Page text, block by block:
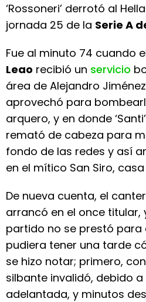
‘Rossoneri’ derrotó al
jornada 25 de la Serie A
Fue al minuto 74 cuando
Leao recibió un servicio
área de Alejandro
aprovechó para
arquero, y en donde
remató de cabeza para
fondo de las redes y así
en el mítico San Siro,
De nueva cuenta, el
arrancó en el once titular,
partido no se prestó para
pudiera tener una tarde
se hizo notar; primero,
silbante invalidó, debido
adelantada, y minutos